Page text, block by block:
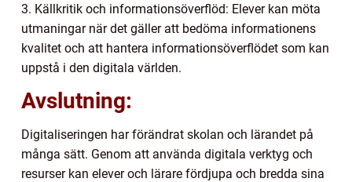
3. Källkritik och informationsöverflöd: Elever kan möta
utmaningar när det gäller att bedöma informationens
kvalitet och att hantera informationsöverflödet som kan
uppstå i den digitala världen.
Avslutning:
Digitaliseringen har förändrat skolan och lärandet på
många sätt. Genom att använda digitala verktyg och
resurser kan elever och lärare fördjupa och bredda sina